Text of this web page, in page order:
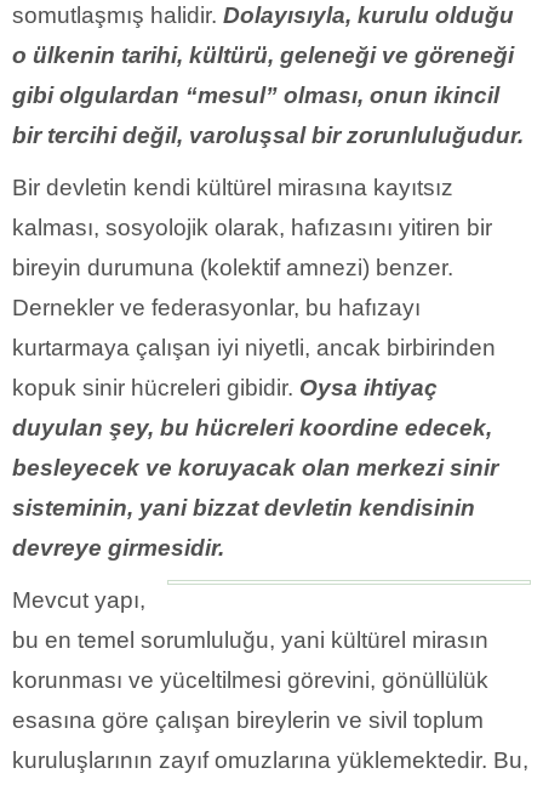
somutlaşmış halidir. Dolayısıyla, kurulu olduğu
o ülkenin tarihi, kültürü, geleneği ve göreneği
gibi olgulardan “mesul” olması, onun ikincil
bir tercihi değil, varoluşsal bir zorunluluğudur.
Bir devletin kendi kültürel mirasına kayıtsız
kalması, sosyolojik olarak, hafızasını yitiren bir
bireyin durumuna (kolektif amnezi) benzer.
Dernekler ve federasyonlar, bu hafızayı
kurtarmaya çalışan iyi niyetli, ancak birbirinden
kopuk sinir hücreleri gibidir. Oysa ihtiyaç
duyulan şey, bu hücreleri koordine edecek,
besleyecek ve koruyacak olan merkezi sinir
sisteminin, yani bizzat devletin kendisinin
devreye girmesidir.
Mevcut yapı,
bu en temel sorumluluğu, yani kültürel mirasın
korunması ve yüceltilmesi görevini, gönüllülük
esasına göre çalışan bireylerin ve sivil toplum
kuruluşlarının zayıf omuzlarına yüklemektedir. Bu,